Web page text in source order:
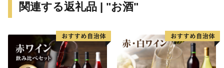
ださい。
～鳥取県での子育てに関する情報～
教育だより「とっとり夢ひろば！」の最新号はこちらか
ら。
関連する返礼品 | "お酒"